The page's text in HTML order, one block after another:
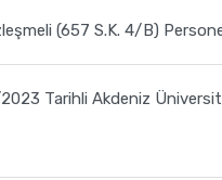
(657 S.K. 4/B)
Tarihli Akdeniz